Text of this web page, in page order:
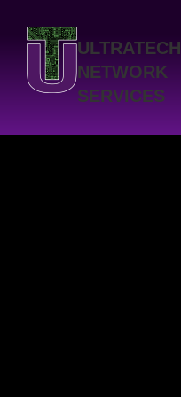
ULTRATECH
NETWORK
SERVICES